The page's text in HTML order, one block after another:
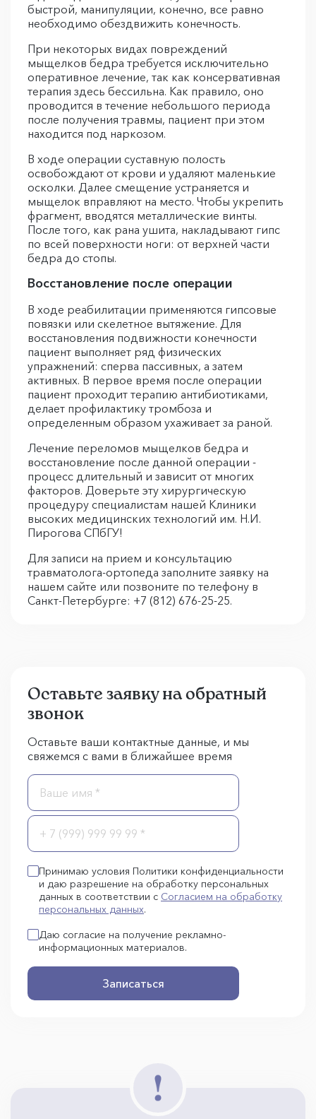
быстрой, манипуляции, конечно, все равно
необходимо обездвижить конечность.
При некоторых видах повреждений
мыщелков бедра требуется исключительно
оперативное лечение, так как консервативная
терапия здесь бессильна. Как правило, оно
проводится в течение небольшого периода
после получения травмы, пациент при этом
находится под наркозом.
В ходе операции суставную полость
освобождают от крови и удаляют маленькие
осколки. Далее смещение устраняется и
мыщелок вправляют на место. Чтобы укрепить
фрагмент, вводятся металлические винты.
После того, как рана ушита, накладывают гипс
по всей поверхности ноги: от верхней части
бедра до стопы.
Восстановление после операции
В ходе реабилитации применяются гипсовые
повязки или скелетное вытяжение. Для
восстановления подвижности конечности
пациент выполняет ряд физических
упражнений: сперва пассивных, а затем
активных. В первое время после операции
пациент проходит терапию антибиотиками,
делает профилактику тромбоза и
определенным образом ухаживает за раной.
Лечение переломов мыщелков бедра и
восстановление после данной операции -
процесс длительный и зависит от многих
факторов. Доверьте эту хирургическую
процедуру специалистам нашей Клиники
высоких медицинских технологий им. Н.И.
Пирогова СПбГУ!
Для записи на прием и консультацию
травматолога-ортопеда заполните заявку на
нашем сайте или позвоните по телефону в
Санкт-Петербурге: +7 (812) 676-25-25.
Оставьте заявку на обратный
звонок
Оставьте ваши контактные данные, и мы
свяжемся с вами в ближайшее время
Принимаю условия Политики конфиденциальности
и даю разрешение на обработку персональных
данных в соответствии с Согласием на обработку
персональных данных.
Даю согласие на получение рекламно-
информационных материалов.
Записаться